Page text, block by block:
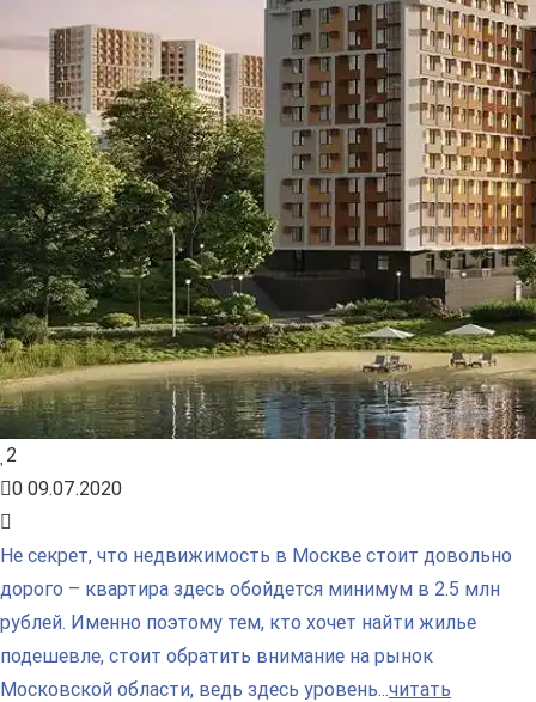
2
0 09.07.2020
Не секрет, что недвижимость в Москве стоит довольно
дорого – квартира здесь обойдется минимум в 2.5 млн
рублей. Именно поэтому тем, кто хочет найти жилье
подешевле, стоит обратить внимание на рынок
Московской области, ведь здесь уровень...читать